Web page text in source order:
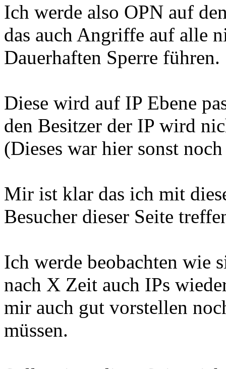
Ich werde also OPN auf
das auch Angriffe auf alle
Dauerhaften Sperre führen.
Diese wird auf IP Ebene
den Besitzer der IP wird
(Dieses war hier sonst
Mir ist klar das ich mit
Besucher dieser Seite
Ich werde beobachten wie
nach X Zeit auch IPs
mir auch gut vorstellen
müssen.